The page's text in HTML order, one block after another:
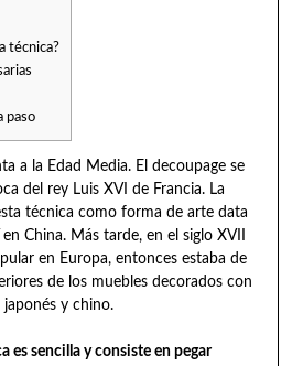
técnica?
paso
a la Edad Media. El decoupage se
del rey Luis XVI de Francia. La
técnica como forma de arte data
China. Más tarde, en el siglo XVII
en Europa, entonces estaba de
de los muebles decorados con
y chino.
es sencilla y consiste en pegar